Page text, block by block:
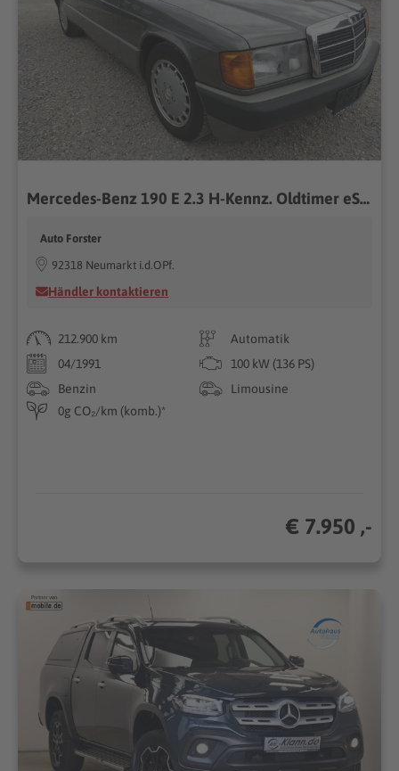
Mercedes-Benz 190 E 2.3 H-Kennz. Oldtimer eSHSD Verschl-t. neu gt Zust....
Auto Forster
92318 Neumarkt i.d.OPf.
Händler kontaktieren
212.900 km
Automatik
04/1991
100 kW (136 PS)
Benzin
Limousine
0g CO₂/km (komb.)*
€ 7.950 ,-